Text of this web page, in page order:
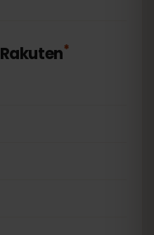
Rakuten*